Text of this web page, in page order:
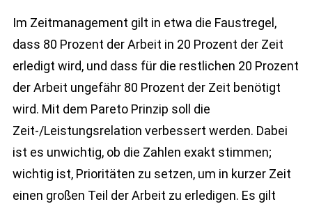
Im Zeitmanagement gilt in etwa die Faustregel,
dass 80 Prozent der Arbeit in 20 Prozent der Zeit
erledigt wird, und dass für die restlichen 20 Prozent
der Arbeit ungefähr 80 Prozent der Zeit benötigt
wird. Mit dem Pareto Prinzip soll die
Zeit-/Leistungsrelation verbessert werden. Dabei
ist es unwichtig, ob die Zahlen exakt stimmen;
wichtig ist, Prioritäten zu setzen, um in kurzer Zeit
einen großen Teil der Arbeit zu erledigen. Es gilt